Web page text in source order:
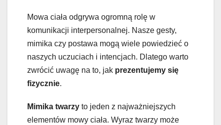
Mowa ciała odgrywa ogromną rolę w
komunikacji interpersonalnej. Nasze gesty,
mimika czy postawa mogą wiele powiedzieć o
naszych uczuciach i intencjach. Dlatego warto
zwrócić uwagę na to, jak prezentujemy się
fizycznie.
Mimika twarzy to jeden z najważniejszych
elementów mowy ciała. Wyraz twarzy może